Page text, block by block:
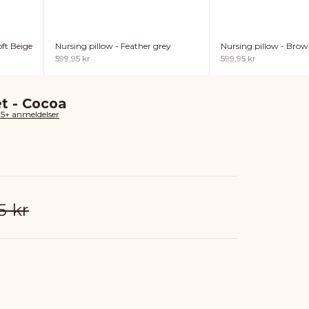
Beige
Nursing pillow - Feather grey
Sale price
599,95 kr
Nursing pillow -
Sale price
599,95 kr
- Cocoa
anmeldelser
price
kr